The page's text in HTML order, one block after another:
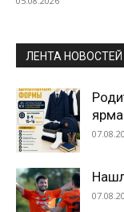
ЛЕНТА НОВОСТЕЙ